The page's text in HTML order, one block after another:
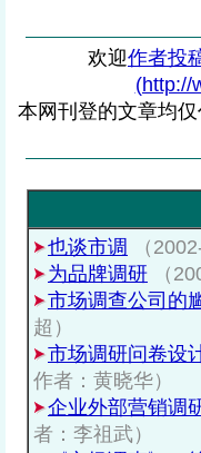
欢迎作者投
(http://
本网刊登的文章均
也谈市调
（
为品牌调研
（
市场调查公司的
超）
市场调研问卷设
作者：黄晓华）
企业外部营销调
者：李祖武）